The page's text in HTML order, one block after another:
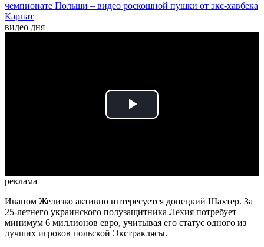
чемпионате Польши – видео роскошной пушки от экс-хавбека
Карпат
видео дня
Play
реклама
Иваном Желизко активно интересуется донецкий Шахтер. За
25-летнего украинского полузащитника Лехия потребует
минимум 6 миллионов евро, учитывая его статус одного из
лучших игроков польской Экстраклясы.